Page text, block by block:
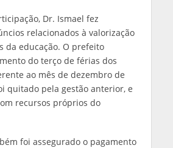
Dr. Ismael fez
relacionados à valorização
da educação. O prefeito
do terço de férias dos
ao mês de dezembro de
quitado pela gestão anterior, e
recursos próprios do
foi assegurado o pagamento